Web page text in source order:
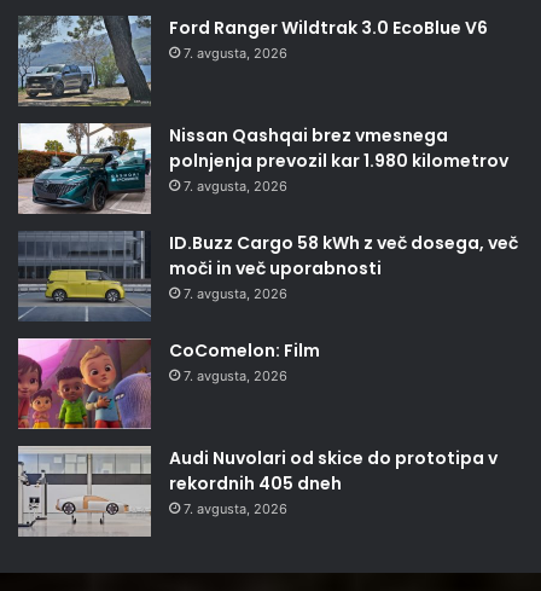
Ford Ranger Wildtrak 3.0 EcoBlue V6
7. avgusta, 2026
Nissan Qashqai brez vmesnega
polnjenja prevozil kar 1.980 kilometrov
7. avgusta, 2026
ID.Buzz Cargo 58 kWh z več dosega, več
moči in več uporabnosti
7. avgusta, 2026
CoComelon: Film
7. avgusta, 2026
Audi Nuvolari od skice do prototipa v
rekordnih 405 dneh
7. avgusta, 2026